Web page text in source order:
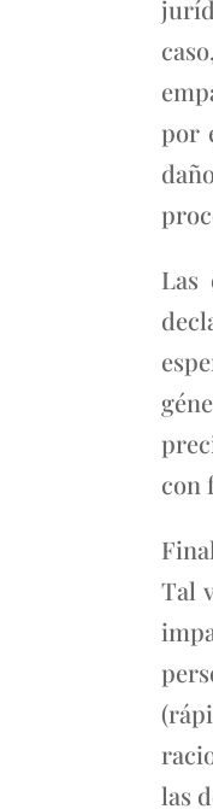
por
Las
con
Tal
las